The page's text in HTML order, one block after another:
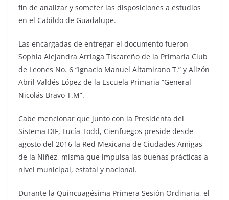
fin de analizar y someter las disposiciones a estudios
en el Cabildo de Guadalupe.
Las encargadas de entregar el documento fueron
Sophia Alejandra Arriaga Tiscareño de la Primaria Club
de Leones No. 6 “Ignacio Manuel Altamirano T.” y Alizón
Abril Valdés López de la Escuela Primaria “General
Nicolás Bravo T.M”.
Cabe mencionar que junto con la Presidenta del
Sistema DIF, Lucía Todd, Cienfuegos preside desde
agosto del 2016 la Red Mexicana de Ciudades Amigas
de la Niñez, misma que impulsa las buenas prácticas a
nivel municipal, estatal y nacional.
Durante la Quincuagésima Primera Sesión Ordinaria, el